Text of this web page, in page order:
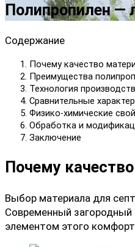
Полипропилен —
Содержание
Почему качество
Преимущества
Технология
Сравнительные
Физико-химические
Обработка и
Заключение
Почему
Выбор материала для
Современный
элементом этого